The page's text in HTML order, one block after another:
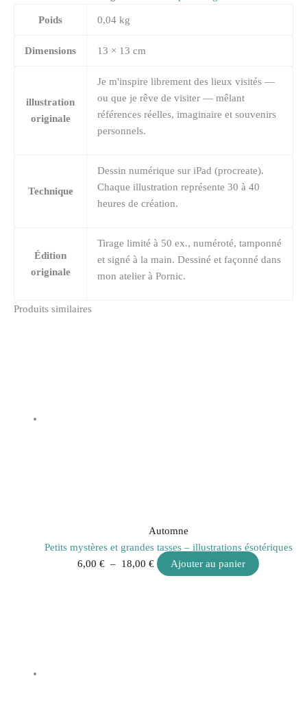
Poids 0,04 kg
Dimensions 13 × 13 cm
illustration
originale
Je m'inspire librement des lieux visités —
ou que je rêve de visiter — mêlant
références réelles, imaginaire et souvenirs
personnels.
Technique
Dessin numérique sur iPad (procreate).
Chaque illustration représente 30 à 40
heures de création.
Édition
originale
Tirage limité à 50 ex., numéroté, tamponné
et signé à la main. Dessiné et façonné dans
mon atelier à Pornic.
Produits similaires
Automne
Petits mystères et grandes tasses – illustrations ésotériques
6,00€ – 18,00€ Ajouter au panier